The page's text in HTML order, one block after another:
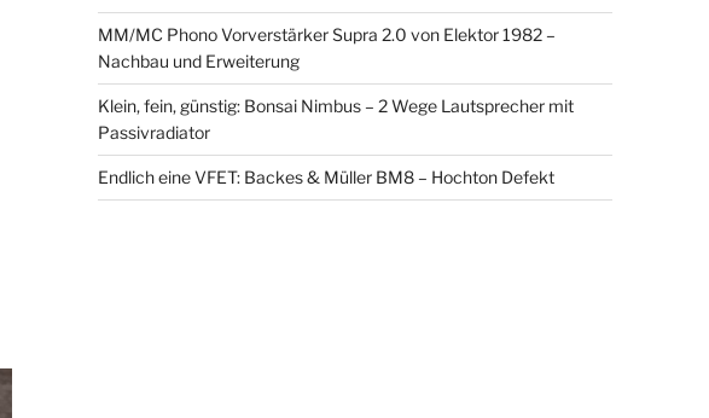
MM/MC Phono Vorverstärker Supra 2.0 von Elektor 1982 –
Nachbau und Erweiterung
Klein, fein, günstig: Bonsai Nimbus – 2 Wege Lautsprecher mit
Passivradiator
Endlich eine VFET: Backes & Müller BM8 – Hochton Defekt